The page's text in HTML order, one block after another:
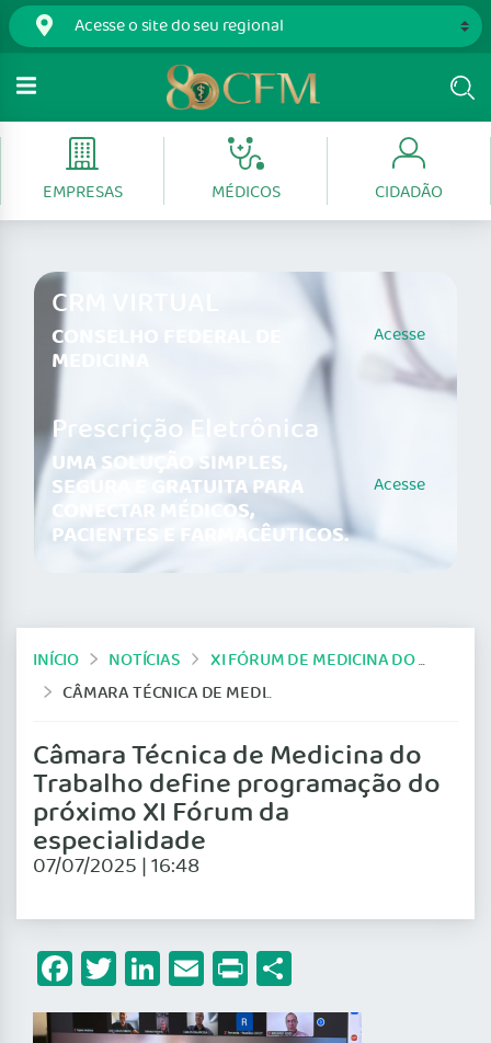
EMPRESAS MÉDICOS CIDADÃO
CRM VIRTUAL
CONSELHO FEDERAL DE
MEDICINA
Acesse
Prescrição Eletrônica
UMA SOLUÇÃO SIMPLES,
SEGURA E GRATUITA PARA
CONECTAR MÉDICOS,
PACIENTES E FARMACÊUTICOS.
Acesse
INÍCIO NOTÍCIAS
XI FÓRUM DE MEDICINA DO TRABALHO
CÂMARA TÉCNICA DE MEDICINA DO TRABALHO DEFINE PROGRAMAÇÃO DO PRÓXIMO XI FÓRUM DA ESPECIALIDADE
Câmara Técnica de Medicina do
Trabalho define programação do
próximo XI Fórum da
especialidade
07/07/2025 | 16:48
Facebook
Twitter
LinkedIn
Email
Print